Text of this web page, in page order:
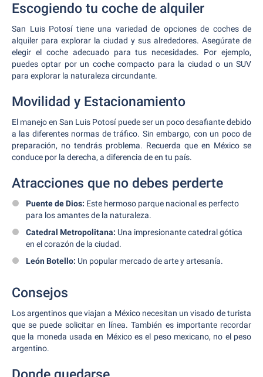
Escogiendo tu coche de alquiler
San Luis Potosí tiene una variedad de opciones de coches de
alquiler para explorar la ciudad y sus alrededores. Asegúrate de
elegir el coche adecuado para tus necesidades. Por ejemplo,
puedes optar por un coche compacto para la ciudad o un SUV
para explorar la naturaleza circundante.
Movilidad y Estacionamiento
El manejo en San Luis Potosí puede ser un poco desafiante debido
a las diferentes normas de tráfico. Sin embargo, con un poco de
preparación, no tendrás problema. Recuerda que en México se
conduce por la derecha, a diferencia de en tu país.
Atracciones que no debes perderte
Puente de Dios: Este hermoso parque nacional es perfecto
para los amantes de la naturaleza.
Catedral Metropolitana: Una impresionante catedral gótica
en el corazón de la ciudad.
León Botello: Un popular mercado de arte y artesanía.
Consejos
Los argentinos que viajan a México necesitan un visado de turista
que se puede solicitar en línea. También es importante recordar
que la moneda usada en México es el peso mexicano, no el peso
argentino.